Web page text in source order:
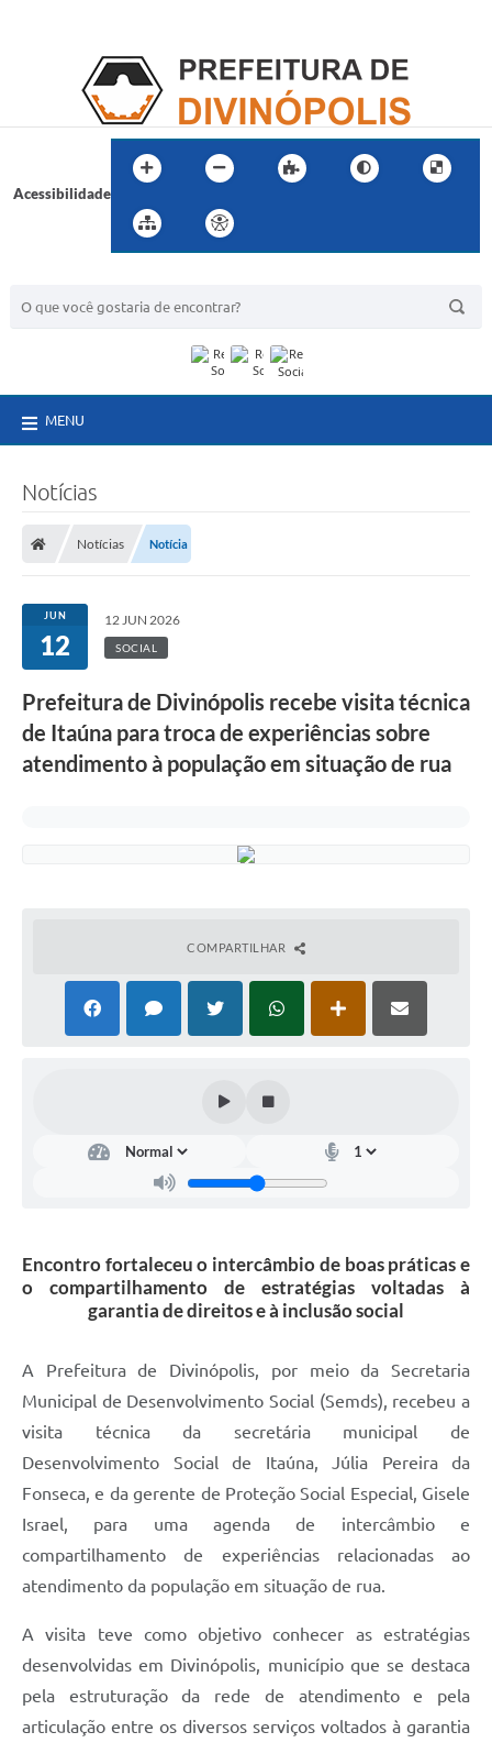
Acessibilidade
MENU
Notícias
Notícias Notícia
JUN
12
12 JUN 2026
SOCIAL
Prefeitura de Divinópolis recebe visita técnica
de Itaúna para troca de experiências sobre
atendimento à população em situação de rua
COMPARTILHAR
Encontro fortaleceu o intercâmbio de boas práticas e
o compartilhamento de estratégias voltadas à
garantia de direitos e à inclusão social
A Prefeitura de Divinópolis, por meio da Secretaria
Municipal de Desenvolvimento Social (Semds), recebeu a
visita técnica da secretária municipal de
Desenvolvimento Social de Itaúna, Júlia Pereira da
Fonseca, e da gerente de Proteção Social Especial, Gisele
Israel, para uma agenda de intercâmbio e
compartilhamento de experiências relacionadas ao
atendimento da população em situação de rua.
A visita teve como objetivo conhecer as estratégias
desenvolvidas em Divinópolis, município que se destaca
pela estruturação da rede de atendimento e pela
articulação entre os diversos serviços voltados à garantia